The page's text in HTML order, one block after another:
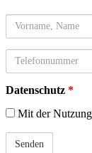
Name
telefon
Datenschutz *
Mit der Nutzung